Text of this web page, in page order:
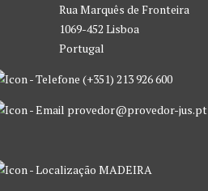
Rua Marquês de Fronteira
1069-452 Lisboa
Portugal
(+351) 213 926 600
provedor@provedor-jus.pt
MADEIRA